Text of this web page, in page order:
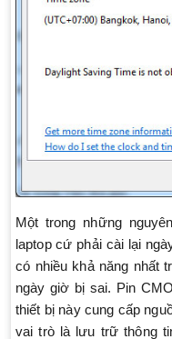
Một trong những
laptop cứ phải cài lại
có nhiều khả năng nhất
ngày giờ bị sai. Pin
thiết bị này cung cấp
vai trò là lưu trữ thông